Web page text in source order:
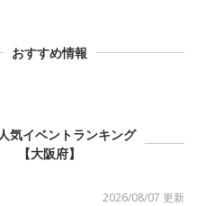
おすすめ情報
気イベントランキング
【大阪府】
2026/08/07 更新